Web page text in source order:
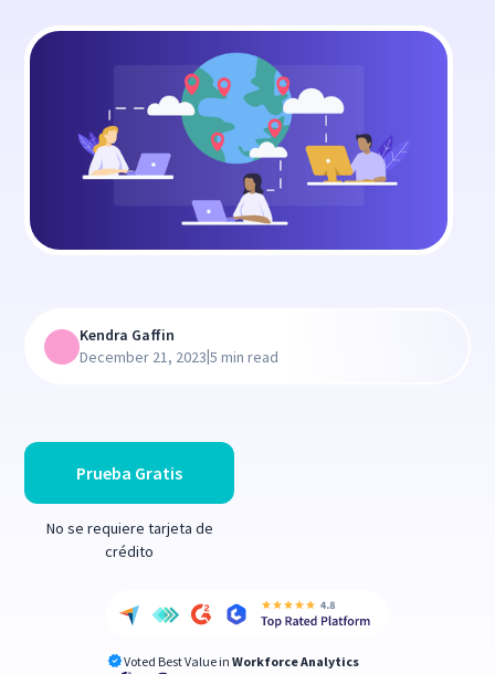
Prueba Gratis
No se requiere tarjeta de
crédito
Voted Best Value in Workforce Analytics
Kendra Gaffin
December 21, 2023|5 min read